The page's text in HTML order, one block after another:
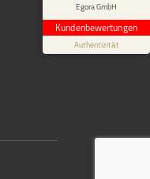
Egora GmbH
Kundenbewertungen
Authentizität
über dieses Bewertungssiegel
1.1.1970